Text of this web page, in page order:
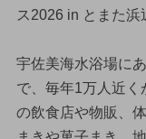
ス2026 in とまた浜
宇佐美海水浴場に
で、毎年1万人近
の飲食店や物販、